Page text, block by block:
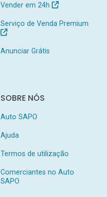
Vender em 24h
Serviço de Venda Premium
Anunciar Grátis
SOBRE NÓS
Auto SAPO
Ajuda
Termos de utilização
Comerciantes no Auto
SAPO